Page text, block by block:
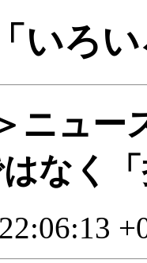
いろ
ニュー
はなく